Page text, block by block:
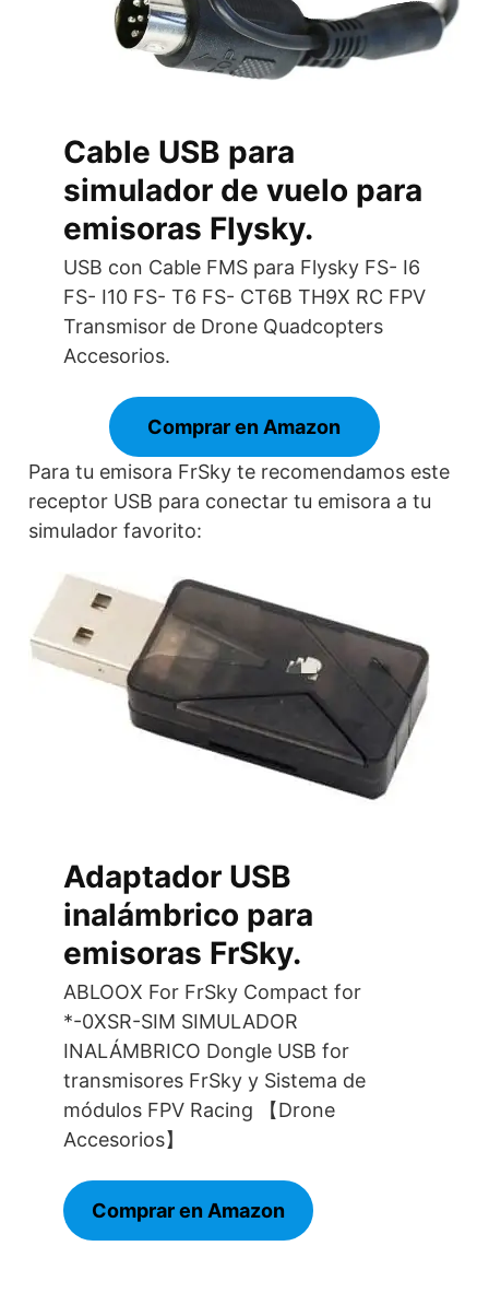
Cable USB para
simulador de vuelo para
emisoras Flysky.
USB con Cable FMS para Flysky FS- I6
FS- I10 FS- T6 FS- CT6B TH9X RC FPV
Transmisor de Drone Quadcopters
Accesorios.
Comprar en Amazon
Para tu emisora FrSky te recomendamos este
receptor USB para conectar tu emisora a tu
simulador favorito:
Adaptador USB
inalámbrico para
emisoras FrSky.
ABLOOX For FrSky Compact for
*-0XSR-SIM SIMULADOR
INALÁMBRICO Dongle USB for
transmisores FrSky y Sistema de
módulos FPV Racing 【Drone
Accesorios】
Comprar en Amazon